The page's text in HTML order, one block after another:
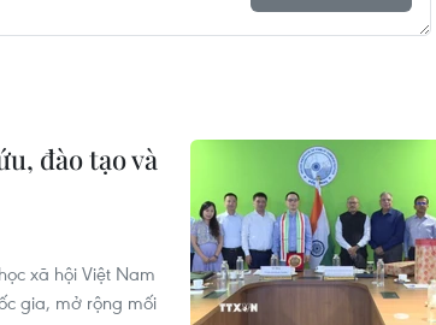
đào tạo và
xã hội Việt Nam
gia, mở rộng mối